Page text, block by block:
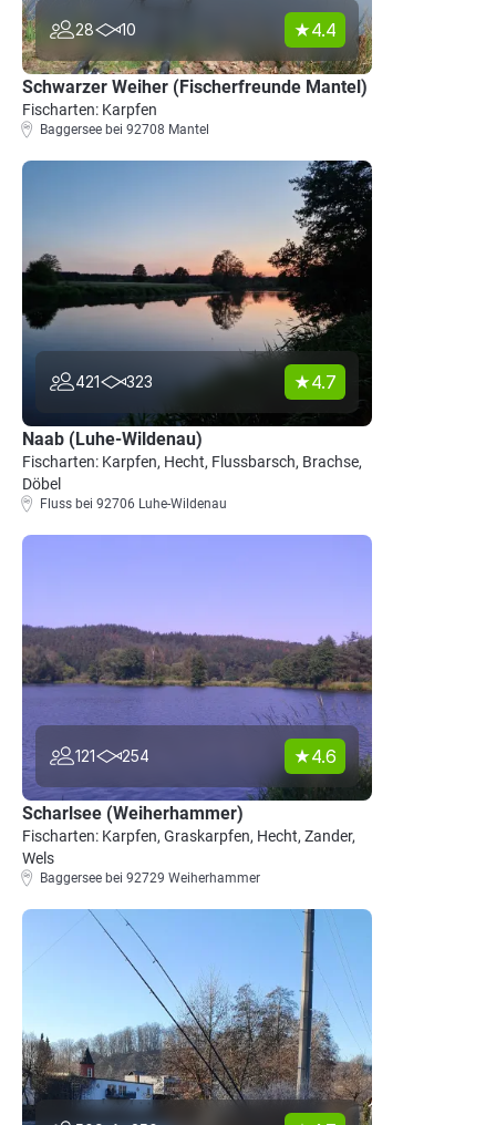
28 10 4.4
Schwarzer Weiher (Fischerfreunde Mantel)
Fischarten: Karpfen
Baggersee bei 92708 Mantel
421 323 4.7
Naab (Luhe-Wildenau)
Fischarten: Karpfen, Hecht, Flussbarsch, Brachse,
Döbel
Fluss bei 92706 Luhe-Wildenau
121 254 4.6
Scharlsee (Weiherhammer)
Fischarten: Karpfen, Graskarpfen, Hecht, Zander,
Wels
Baggersee bei 92729 Weiherhammer